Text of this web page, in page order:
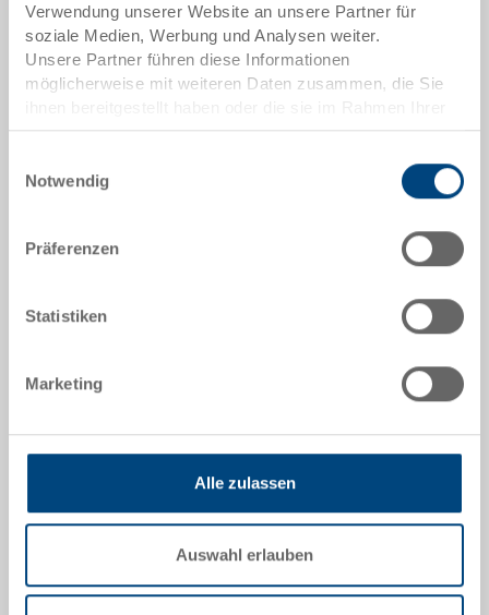
Verwendung unserer Website an unsere Partner für
soziale Medien, Werbung und Analysen weiter.
Unsere Partner führen diese Informationen
möglicherweise mit weiteren Daten zusammen, die Sie
Nutzung der Dienste gesammelt haben.
Notwendig
Präferenzen
Statistiken
Marketing
Alle zulassen
Auswahl erlauben
Aussenmasse:
400 x 400 x 120 mm
Farbe:
400x400x120 mm, innen 370x370x102 mm, 15.0 l,
Seitenwände geschlossen, Boden verrippt, Griffleiste
Optionales Zubehör
Sonderanfertigungen - Unser Spezialgebiet